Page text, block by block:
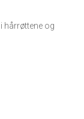
hårrøttene og